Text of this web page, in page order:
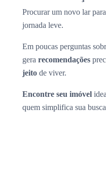
Procurar um novo lar para
jornada leve.
Em poucas perguntas
gera recomendações
jeito de viver.
Encontre seu imóvel
quem simplifica sua